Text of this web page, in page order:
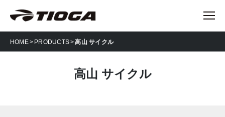
HOME PRODUCTS 高山 サイクル
高山 サイクル